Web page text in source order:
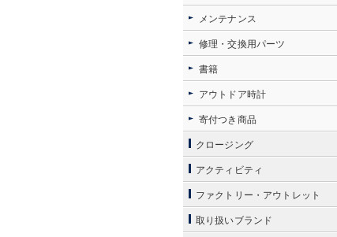
メンテナンス
修理・交換用パーツ
書籍
アウトドア時計
寄付つき商品
クロージング
アクティビティ
ファクトリー・アウトレット
取り扱いブランド